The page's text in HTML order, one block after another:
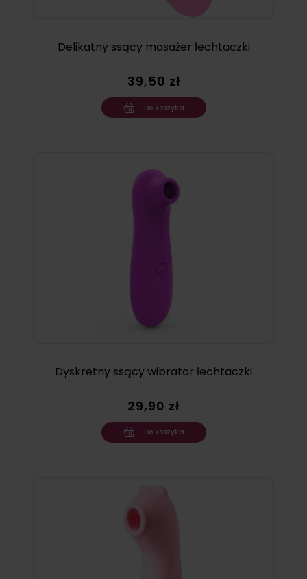
Delikatny ssący masażer łechtaczki
39,50 zł
Do koszyka
Dyskretny ssący wibrator łechtaczki
29,90 zł
Do koszyka